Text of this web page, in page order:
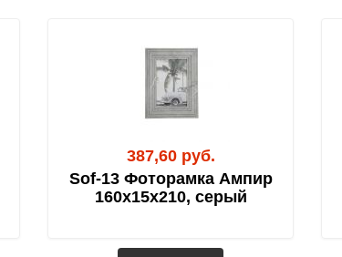
387,60 руб.
Sof-13 Фоторамка Ампир
160х15х210, серый